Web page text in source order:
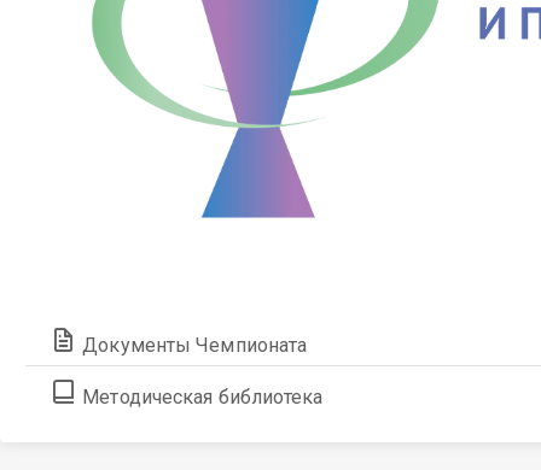
Документы Чемпионата
Методическая библиотека